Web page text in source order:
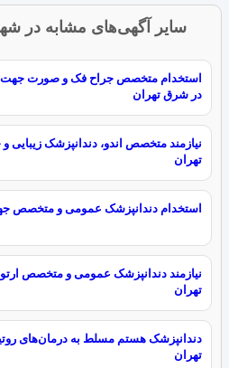
سایر آگهی‌های مشابه در
استخدام متخصص جراح فک و صورت جهت
در شرق تهران
نیازمند متخصص اندو، دندانپزشک زیبایی
تهران
استخدام دندانپزشک عمومی و متخصص جهت
نیازمند دندانپزشک عمومی و متخصص
تهران
دندانپزشک هستم مسلط به درمان‌های
تهران